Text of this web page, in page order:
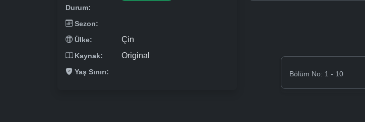
Durum:
Sezon:
Ülke:
Çin
Kaynak: Original
Yaş Sınırı: Bölüm No: 1 - 10